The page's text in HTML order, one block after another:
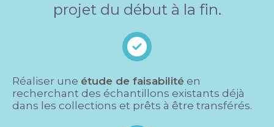
projet du début à la fin.
Réaliser une étude de faisabilité en
recherchant des échantillons existants déjà
dans les collections et prêts à être transférés.